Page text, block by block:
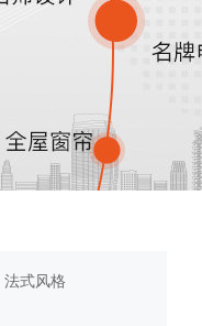
法式风格